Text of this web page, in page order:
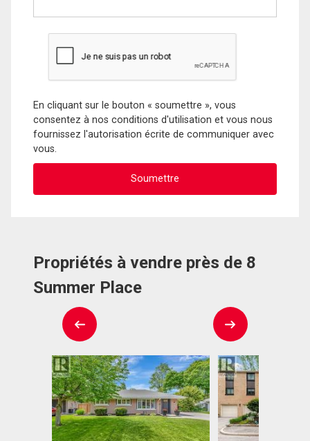
En cliquant sur le bouton « soumettre », vous
consentez à nos conditions d'utilisation et vous nous
fournissez l'autorisation écrite de communiquer avec
vous.
Propriétés à vendre près de 8
Summer Place